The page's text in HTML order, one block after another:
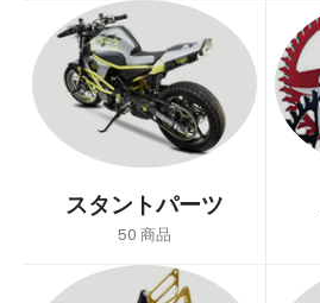
スタントパーツ
50 商品